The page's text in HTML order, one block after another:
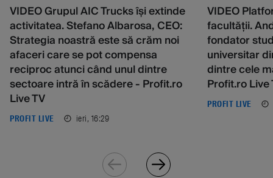
VIDEO Grupul AIC Trucks își extinde
activitatea. Stefano Albarosa, CEO:
Strategia noastră este să crăm noi
afaceri care se pot compensa
reciproc atunci când unul dintre
sectoare intră în scădere - Profit.ro
Live TV
PROFIT LIVE ieri, 16:29
VIDEO
facultății.
fondator
universitar
dintre cele
Profit.ro Live
PROFIT LIVE